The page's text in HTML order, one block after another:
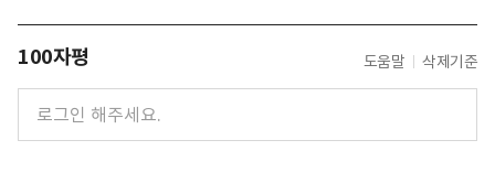
100자평 도움말 삭제기준